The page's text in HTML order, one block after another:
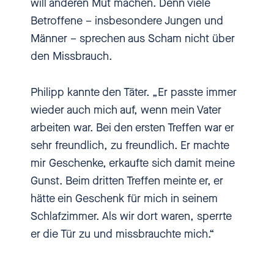
[00:00:12.280] - Heike
Pommer
Und da habe ich dann Philipp so
war er schon so ein bisschen
anders steif, den Stift nicht mehr
gemalt. Und dann habe ich halt
gefragt: „Philipp, ist alles in
Ordnung?".
[00:00:25.710] - Philipp
Pommer
Betroffene – insbesondere Jungen und
Männer – sprechen aus Scham nicht über
den Missbrauch.
Philipp kannte den Täter. „Er passte immer
wieder auch mich auf, wenn mein Vater
arbeiten war. Bei den ersten Treffen war er
sehr freundlich, zu freundlich. Er machte
mir Geschenke, erkaufte sich damit meine
Gunst. Beim dritten Treffen meinte er, er
hätte ein Geschenk für mich in seinem
Schlafzimmer. Als wir dort waren, sperrte
er die Tür zu und missbrauchte mich.“